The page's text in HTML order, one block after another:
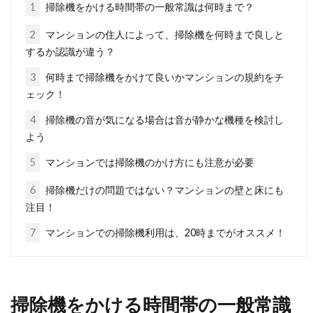
アパートのベランダに雨よけをつけ
どの構造上の理由から、雨よけがあまりできな
マンションで騒音！音の伝わり方が
マンションに住むにあたって、「木造住宅とは
1 掃除機をかける時間帯の一般常識は何時まで？
2
マンションの住人によって、掃除機を何時まで良しと
するか認識が違う？
3
何時まで掃除機をかけて良いかマンションの規約をチ
ェック！
4
掃除機の音が気になる場合は音が静かな機種を検討し
よう
5 マンションでは掃除機のかけ方にも注意が必要
6
掃除機だけの問題ではない？マンションの壁と床にも
注目！
7 マンションでの掃除機利用は、20時までがオススメ！
掃除機をかける時間帯の一般常識